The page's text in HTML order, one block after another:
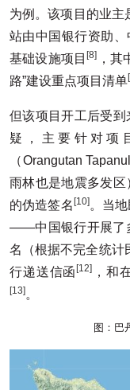
为例。该项目的业主
站由中国银行资助
基础设施项目[8]
，
路”建设重点项目清单
但该项目开工后受
疑，主要针对项
（Orangutan
雨林也是地震多发
的伪造签名 [10]。当
——中国银行开展了
名（根据不完全统计
行递送信函[12] ，和
[13] 。
图：巴